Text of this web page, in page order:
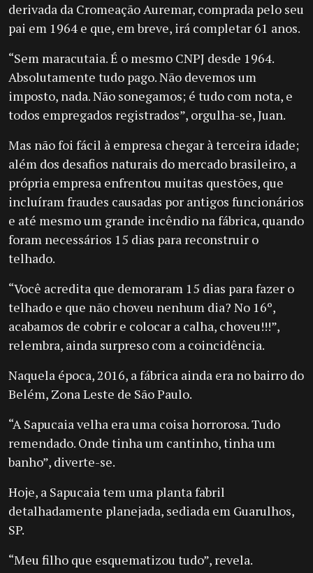
derivada da Cromeação Auremar, comprada pelo seu
pai em 1964 e que, em breve, irá completar 61 anos.
“Sem maracutaia. É o mesmo CNPJ desde 1964.
Absolutamente tudo pago. Não devemos um
imposto, nada. Não sonegamos; é tudo com nota, e
todos empregados registrados”, orgulha-se, Juan.
Mas não foi fácil à empresa chegar à terceira idade;
além dos desafios naturais do mercado brasileiro, a
própria empresa enfrentou muitas questões, que
incluíram fraudes causadas por antigos funcionários
e até mesmo um grande incêndio na fábrica, quando
foram necessários 15 dias para reconstruir o
telhado.
“Você acredita que demoraram 15 dias para fazer o
telhado e que não choveu nenhum dia? No 16º,
acabamos de cobrir e colocar a calha, choveu!!!”,
relembra, ainda surpreso com a coincidência.
Naquela época, 2016, a fábrica ainda era no bairro do
Belém, Zona Leste de São Paulo.
“A Sapucaia velha era uma coisa horrorosa. Tudo
remendado. Onde tinha um cantinho, tinha um
banho”, diverte-se.
Hoje, a Sapucaia tem uma planta fabril
detalhadamente planejada, sediada em Guarulhos,
SP.
“Meu filho que esquematizou tudo”, revela.